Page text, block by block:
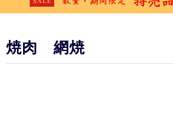
焼肉 網焼